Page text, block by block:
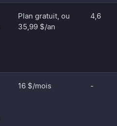
Plan gratuit, ou
35,99 $/an
4,6
16 $/mois -